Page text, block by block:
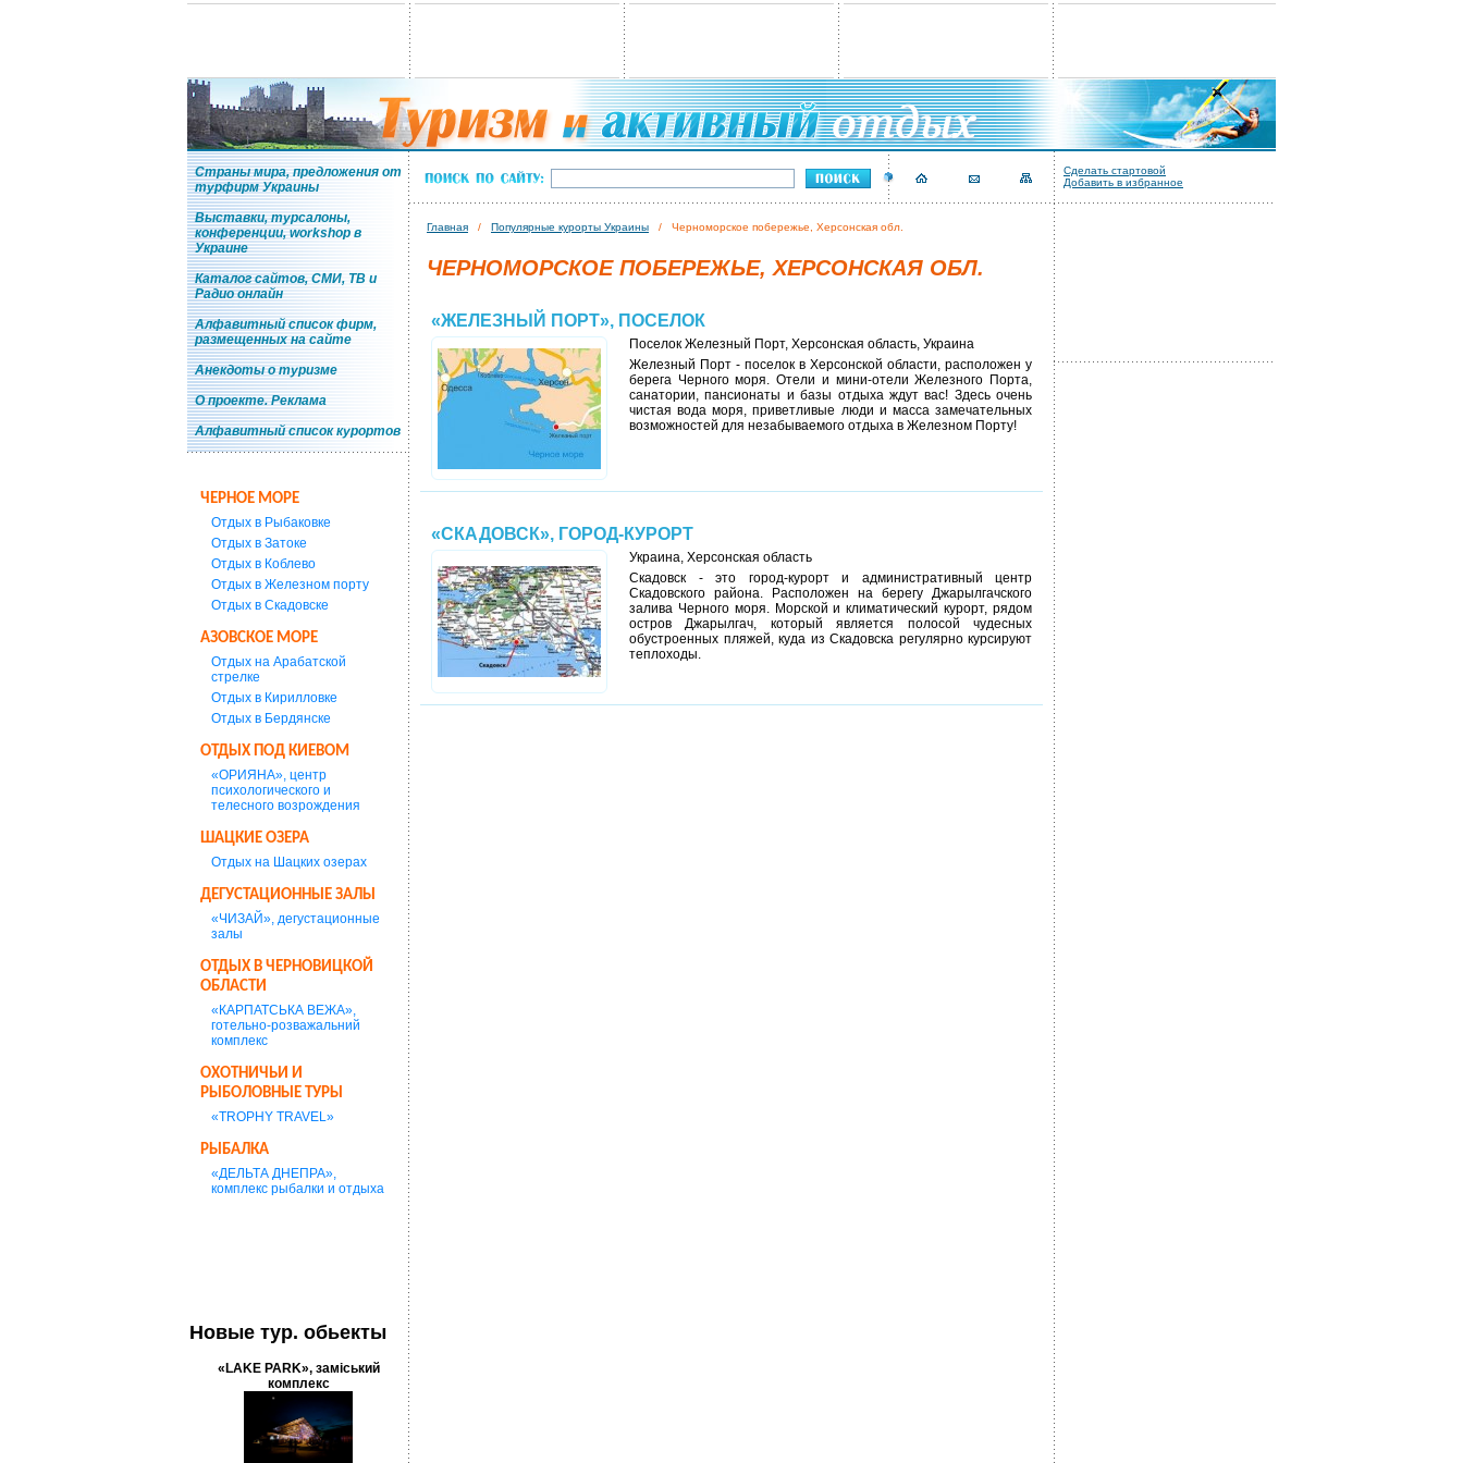
Страны мира, предложения от
турфирм Украины
Выставки, турсалоны,
конференции, workshop в
Украине
Каталог сайтов, СМИ, ТВ и
Радио онлайн
Алфавитный список фирм,
размещенных на сайте
Анекдоты о туризме
О проекте. Реклама
Алфавитный список курортов
ЧЕРНОЕ МОРЕ
Отдых в Рыбаковке
Отдых в Затоке
Отдых в Коблево
Отдых в Железном порту
Отдых в Скадовске
АЗОВСКОЕ МОРЕ
Отдых на Арабатской
стрелке
Отдых в Кирилловке
Отдых в Бердянске
ОТДЫХ ПОД КИЕВОМ
«ОРИЯНА», центр
психологического и
телесного возрождения
ШАЦКИЕ ОЗЕРА
Отдых на Шацких озерах
ДЕГУСТАЦИОННЫЕ ЗАЛЫ
«ЧИЗАЙ», дегустационные
залы
ОТДЫХ В ЧЕРНОВИЦКОЙ
ОБЛАСТИ
«КАРПАТСЬКА ВЕЖА»,
готельно-розважальний
комплекс
ОХОТНИЧЬИ И
РЫБОЛОВНЫЕ ТУРЫ
«TROPHY TRAVEL»
РЫБАЛКА
«ДЕЛЬТА ДНЕПРА»,
комплекс рыбалки и отдыха
Новые тур. обьекты
«LAKE PARK», заміський
комплекс
Главная / Популярные курорты Украины / Черноморское побережье, Херсонская обл.
ЧЕРНОМОРСКОЕ ПОБЕРЕЖЬЕ, ХЕРСОНСКАЯ ОБЛ.
«ЖЕЛЕЗНЫЙ ПОРТ», ПОСЕЛОК
Поселок Железный Порт, Херсонская область, Украина
Железный Порт - поселок в Херсонской области, расположен у
берега Черного моря. Отели и мини-отели Железного Порта,
санатории, пансионаты и базы отдыха ждут вас! Здесь очень
чистая вода моря, приветливые люди и масса замечательных
возможностей для незабываемого отдыха в Железном Порту!
«СКАДОВСК», ГОРОД-КУРОРТ
Украина, Херсонская область
Скадовск - это город-курорт и административный центр
Скадовского района. Расположен на берегу Джарылгачского
залива Черного моря. Морской и климатический курорт, рядом
остров Джарылгач, который является полосой чудесных
обустроенных пляжей, куда из Скадовска регулярно курсируют
теплоходы.
Сделать стартовой
Добавить в избранное